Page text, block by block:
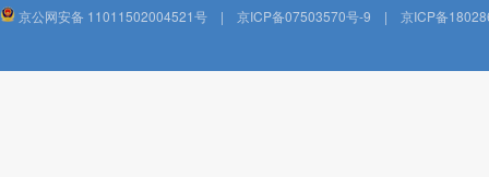
京公网安备 11011502004521号 | 京ICP备07503570号-9 | 京ICP备